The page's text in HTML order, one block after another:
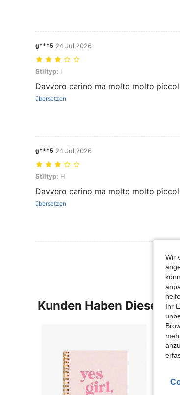
g***5 24 Jul,2026
Stiltyp: I
Stiltyp: I
Davvero carino ma molto molto
übersetzen
g***5 24 Jul,2026
Stiltyp: H
Stiltyp: H
Davvero carino ma molto molto
übersetzen
Kunden Haben Diese
Wir
Ihr